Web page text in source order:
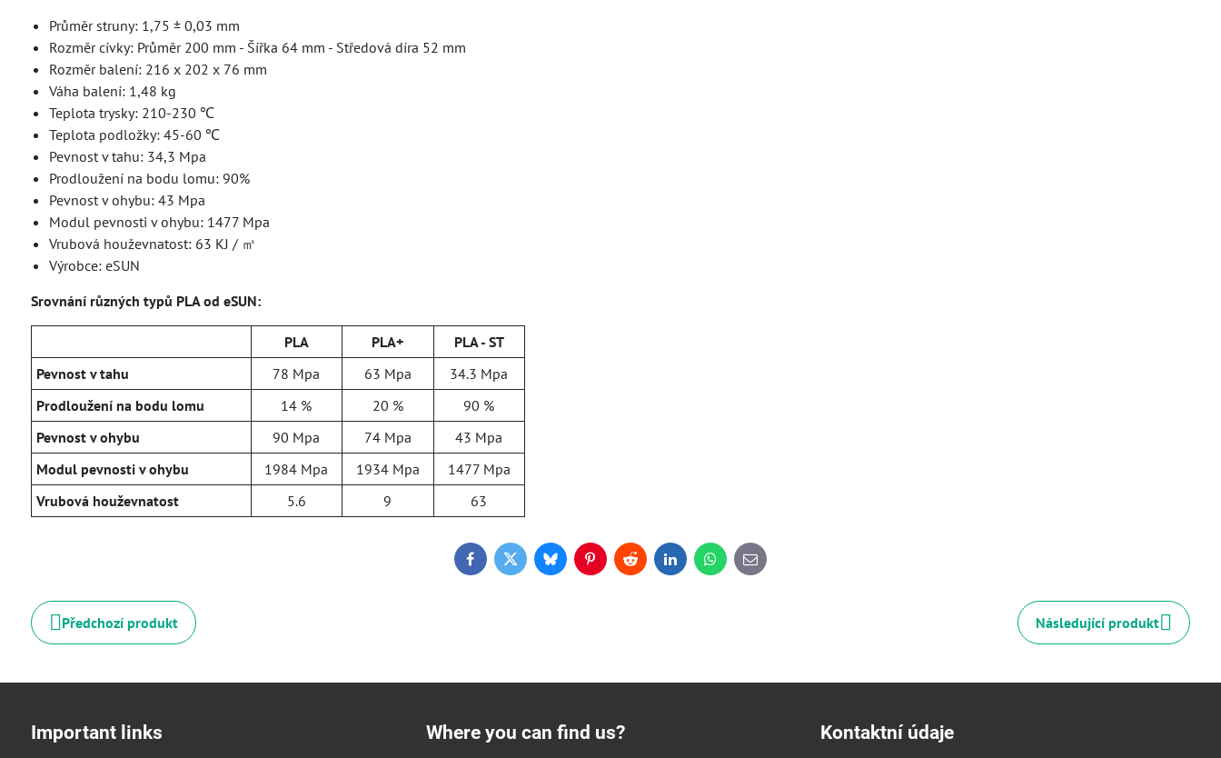
Průměr struny: 1,75 ± 0,03 mm
Rozměr cívky: Průměr 200 mm - Šířka 64 mm - Středová díra 52 mm
Rozměr balení: 216 x 202 x 76 mm
Váha balení: 1,48 kg
Teplota trysky: 210-230 ℃
Teplota podložky: 45-60 ℃
Pevnost v tahu: 34,3 Mpa
Prodloužení na bodu lomu: 90%
Pevnost v ohybu: 43 Mpa
Modul pevnosti v ohybu: 1477 Mpa
Vrubová houževnatost: 63 KJ / ㎡
Výrobce: eSUN
Srovnání různých typů PLA od eSUN:
PLA PLA+
PLA - ST
Pevnost v tahu
78 Mpa 63 Mpa
34.3 Mpa
Prodloužení na bodu lomu
14 % 20 %
90 %
Pevnost v ohybu
90 Mpa 74 Mpa
43 Mpa
Modul pevnosti v ohybu
1984 Mpa 1934 Mpa
1477 Mpa
Vrubová houževnatost
5.6 9 63
FacebookTwitterBlueskyPinterestRedditLinkedInWhatsApp
E-
mail
Předchozí produkt Následující produkt
Important links Where you can find us? Kontaktní údaje